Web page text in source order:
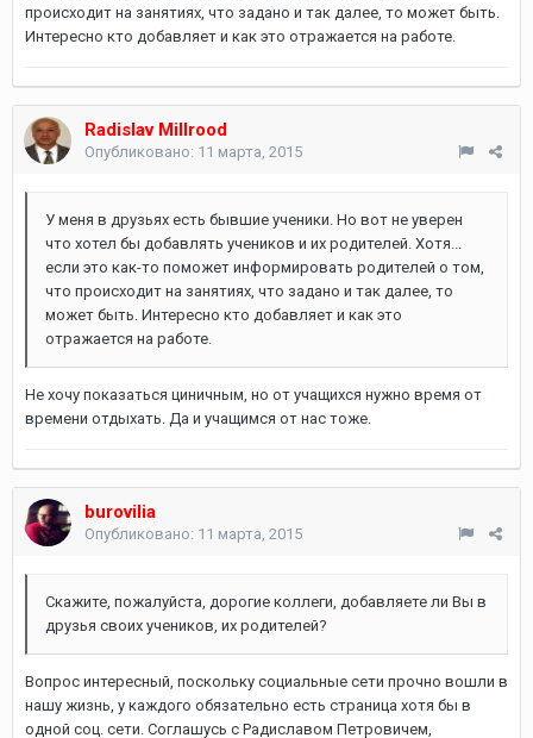
происходит на занятиях, что задано и так далее, то может быть.
Интересно кто добавляет и как это отражается на работе.
Radislav Millrood
Опубликовано: 11 марта, 2015
У меня в друзьях есть бывшие ученики. Но вот не уверен
что хотел бы добавлять учеников и их родителей. Хотя...
если это как-то поможет информировать родителей о том,
что происходит на занятиях, что задано и так далее, то
может быть. Интересно кто добавляет и как это
отражается на работе.
Не хочу показаться циничным, но от учащихся нужно время от
времени отдыхать. Да и учащимся от нас тоже.
burovilia
Опубликовано: 11 марта, 2015
Скажите, пожалуйста, дорогие коллеги, добавляете ли Вы в
друзья своих учеников, их родителей?
Вопрос интересный, поскольку социальные сети прочно вошли в
нашу жизнь, у каждого обязательно есть страница хотя бы в
одной соц. сети. Соглашусь с Радиславом Петровичем,